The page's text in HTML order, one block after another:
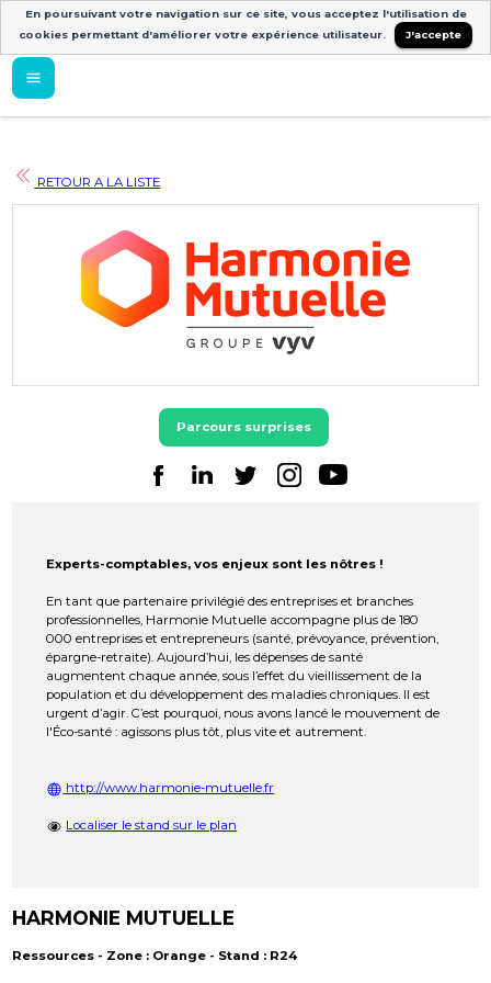
RETOUR A LA LISTE
Parcours surprises
Experts-comptables, vos enjeux sont les nôtres !
En tant que partenaire privilégié des entreprises et branches
professionnelles, Harmonie Mutuelle accompagne plus de 180
000 entreprises et entrepreneurs (santé, prévoyance, prévention,
épargne-retraite). Aujourd’hui, les dépenses de santé
augmentent chaque année, sous l’effet du vieillissement de la
population et du développement des maladies chroniques. Il est
urgent d’agir. C’est pourquoi, nous avons lancé le mouvement de
l'Éco-santé : agissons plus tôt, plus vite et autrement.
http://www.harmonie-mutuelle.fr
Localiser le stand sur le plan
HARMONIE MUTUELLE
Ressources - Zone : Orange - Stand : R24
En poursuivant votre navigation sur ce site, vous acceptez l'utilisation de
cookies permettant d'améliorer votre expérience utilisateur.
J'accepte